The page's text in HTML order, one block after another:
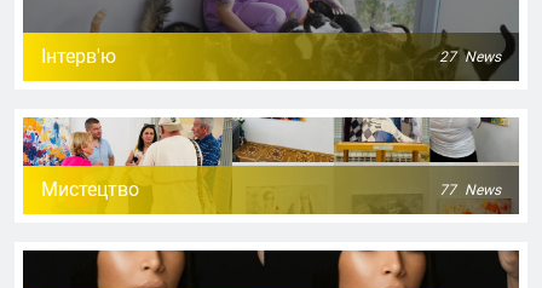
Інтерв'ю 27 News
Мистецтво 77 News